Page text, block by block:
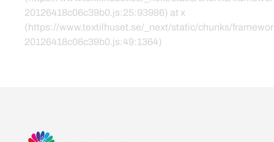
20126418c06c39b0.js:25:93986) at x
(https://www.textilhuset.se/_next/static/chunks/
20126418c06c39b0.js:49:1364)
Kontakta oss